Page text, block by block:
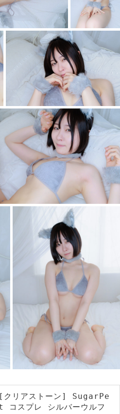
[クリアストーン] SugarPe
コスプレ シルバーウルフ